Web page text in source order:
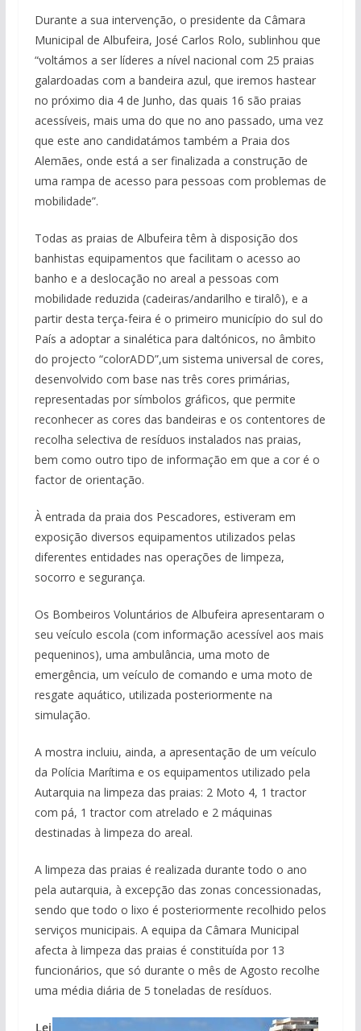
Durante a sua intervenção, o presidente da Câmara
Municipal de Albufeira, José Carlos Rolo, sublinhou que
“voltámos a ser líderes a nível nacional com 25 praias
galardoadas com a bandeira azul, que iremos hastear
no próximo dia 4 de Junho, das quais 16 são praias
acessíveis, mais uma do que no ano passado, uma vez
que este ano candidatámos também a Praia dos
Alemães, onde está a ser finalizada a construção de
uma rampa de acesso para pessoas com problemas de
mobilidade”.
Todas as praias de Albufeira têm à disposição dos
banhistas equipamentos que facilitam o acesso ao
banho e a deslocação no areal a pessoas com
mobilidade reduzida (cadeiras/andarilho e tiralô), e a
partir desta terça-feira é o primeiro município do sul do
País a adoptar a sinalética para daltónicos, no âmbito
do projecto “colorADD”,um sistema universal de cores,
desenvolvido com base nas três cores primárias,
representadas por símbolos gráficos, que permite
reconhecer as cores das bandeiras e os contentores de
recolha selectiva de resíduos instalados nas praias,
bem como outro tipo de informação em que a cor é o
factor de orientação.
À entrada da praia dos Pescadores, estiveram em
exposição diversos equipamentos utilizados pelas
diferentes entidades nas operações de limpeza,
socorro e segurança.
Os Bombeiros Voluntários de Albufeira apresentaram o
seu veículo escola (com informação acessível aos mais
pequeninos), uma ambulância, uma moto de
emergência, um veículo de comando e uma moto de
resgate aquático, utilizada posteriormente na
simulação.
A mostra incluiu, ainda, a apresentação de um veículo
da Polícia Marítima e os equipamentos utilizado pela
Autarquia na limpeza das praias: 2 Moto 4, 1 tractor
com pá, 1 tractor com atrelado e 2 máquinas
destinadas à limpeza do areal.
A limpeza das praias é realizada durante todo o ano
pela autarquia, à excepção das zonas concessionadas,
sendo que todo o lixo é posteriormente recolhido pelos
serviços municipais. A equipa da Câmara Municipal
afecta à limpeza das praias é constituída por 13
funcionários, que só durante o mês de Agosto recolhe
uma média diária de 5 toneladas de resíduos.
Lei